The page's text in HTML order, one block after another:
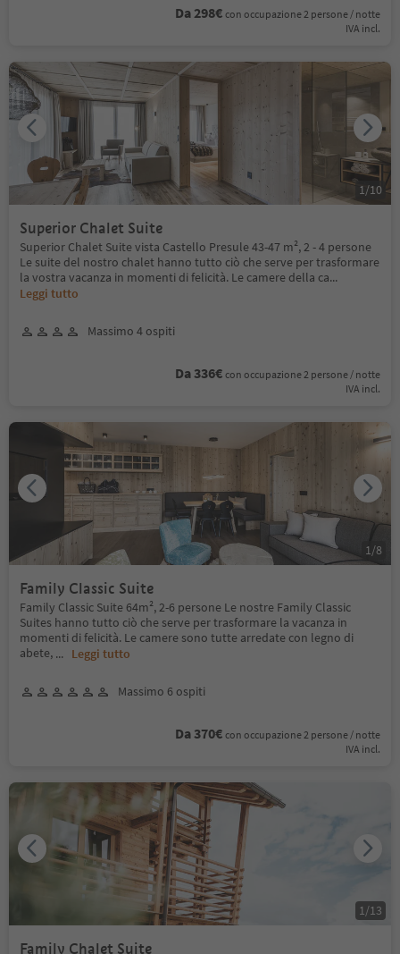
Da 298€ con occupazione 2 persone / notte
IVA incl.
Superior Chalet Suite
Superior Chalet Suite vista Castello Presule 43-47 m², 2 - 4 persone
Le suite del nostro chalet hanno tutto ciò che serve per trasformare
la vostra vacanza in momenti di felicità. Le camere della ca...
Leggi tutto
Massimo 4 ospiti
Da 336€ con occupazione 2 persone / notte
IVA incl.
1/10
Family Classic Suite
Family Classic Suite 64m², 2-6 persone Le nostre Family Classic
Suites hanno tutto ciò che serve per trasformare la vacanza in
momenti di felicità. Le camere sono tutte arredate con legno di
abete, ... Leggi tutto
Massimo 6 ospiti
Da 370€ con occupazione 2 persone / notte
IVA incl.
1/8
Family Chalet Suite
1/13